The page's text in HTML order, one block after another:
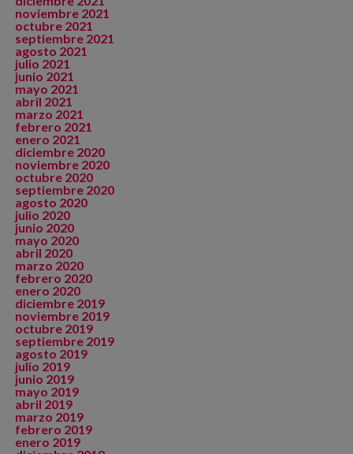
noviembre 2021
octubre 2021
septiembre 2021
agosto 2021
julio 2021
junio 2021
mayo 2021
abril 2021
marzo 2021
febrero 2021
enero 2021
diciembre 2020
noviembre 2020
octubre 2020
septiembre 2020
agosto 2020
julio 2020
junio 2020
mayo 2020
abril 2020
marzo 2020
febrero 2020
enero 2020
diciembre 2019
noviembre 2019
octubre 2019
septiembre 2019
agosto 2019
julio 2019
junio 2019
mayo 2019
abril 2019
marzo 2019
febrero 2019
enero 2019